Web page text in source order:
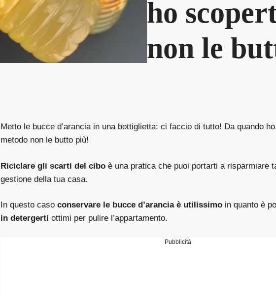
ho
non le
Metto le bucce d’arancia in una bottiglietta: ci faccio di tutto! Da quando
metodo non le butto più!
Riciclare gli scarti del cibo è una pratica che puoi portarti a risparmiare
gestione della tua casa.
In questo caso conservare le bucce d’arancia è utilissimo in quanto è
in detergertiottimi per pulire l’appartamento.
Pubblicità